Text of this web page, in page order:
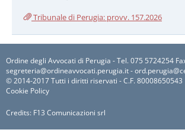
Tribunale di Perugia: provv. 157.2026
Ordine degli Avvocati di Perugia - Tel. 075 5724254
segreteria@ordineavvocati.perugia.it -
© 2014-2017 Tutti i diritti riservati - C.F. 80008650543
Cookie Policy
Credits: F13 Comunicazioni srl